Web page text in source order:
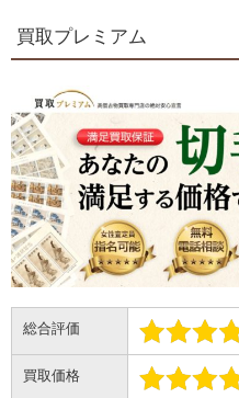
買取プレミアム
総合評価
買取価格